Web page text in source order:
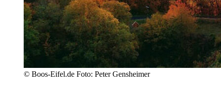
© Boos-Eifel.de Foto: Peter Gensheimer